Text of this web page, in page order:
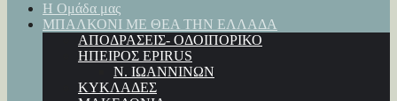
Η Ομάδα μας
ΜΠΑΛΚΟΝΙ ΜΕ ΘΕΑ ΤΗΝ ΕΛΛΑΔΑ
ΑΠΟΔΡΑΣΕΙΣ- ΟΔΟΙΠΟΡΙΚΟ
ΗΠΕΙΡΟΣ EPIRUS
Ν. ΙΩΑΝΝΙΝΩΝ
ΚΥΚΛΑΔΕΣ